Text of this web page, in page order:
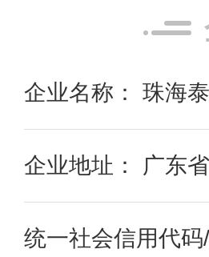
企业名称： 珠海
企业地址： 广东
统一社会信用代